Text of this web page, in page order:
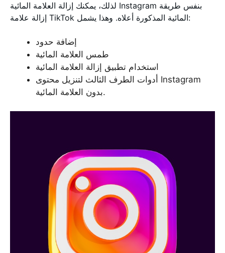
لذلك، يمكنك إزالة العلامة المائية Instagram بنفس طريقة
إزالة علامة TikTok المائية المذكورة أعلاه. وهذا يشمل:
إضافة حدود
طمس العلامة المائية
استخدام تطبيق إزالة العلامة المائية
أدوات الطرف الثالث لتنزيل محتوى Instagram
بدون العلامة المائية.